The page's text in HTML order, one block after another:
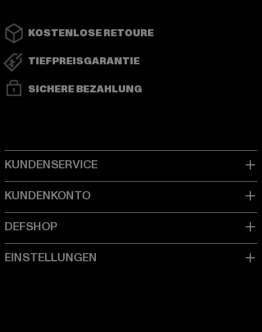
KOSTENLOSE RETOURE
TIEFPREISGARANTIE
SICHERE BEZAHLUNG